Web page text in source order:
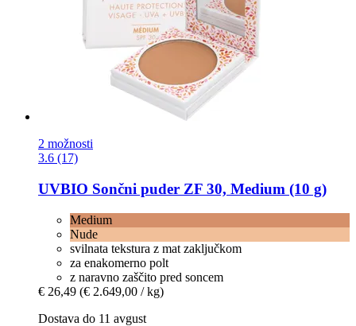
2 možnosti
3.6 (17)
UVBIO Sončni puder ZF 30, Medium (10 g)
Medium
Nude
svilnata tekstura z mat zaključkom
za enakomerno polt
z naravno zaščito pred soncem
€ 26,49 (€ 2.649,00 / kg)
Dostava do 11 avgust